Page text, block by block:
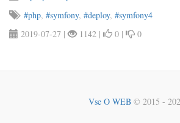
#php, #symfony, #deploy, #symfony4
2019-07-27 |
1142 | 0 | 0
Vse O WEB © 2015 -